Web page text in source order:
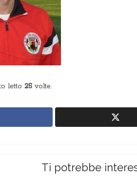
letto 25 volte.
Ti potrebbe